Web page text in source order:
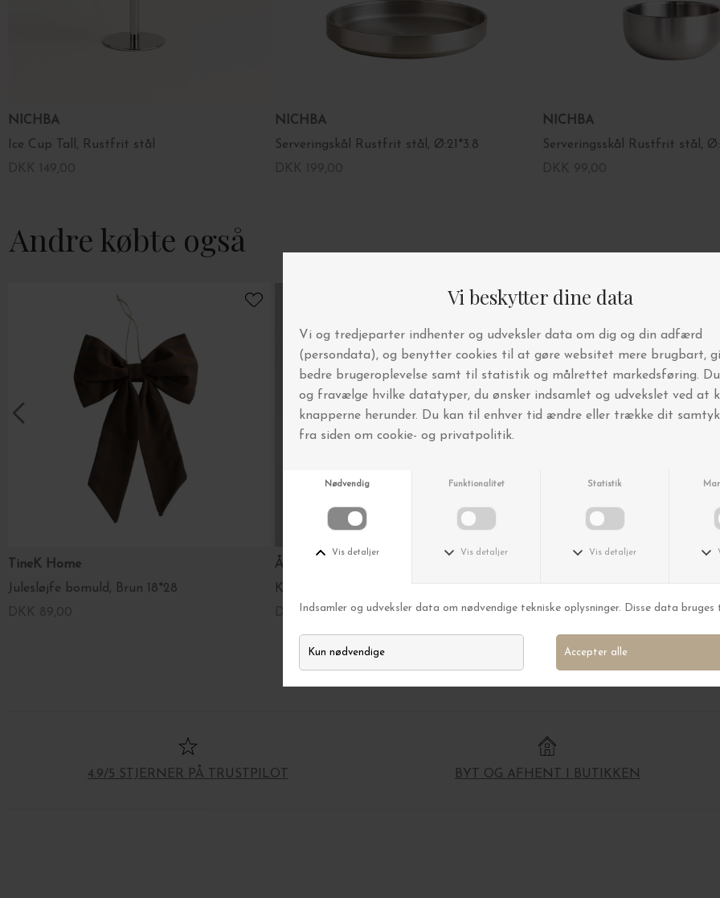
NICHBA
Ice Cup Tall, Rustfrit stål
NICHBA
Serveringskål Rustfrit stål, Ø:21*3.8
NICHBA
Serveringsskål Rustfrit stål,
Andre købte også
TineK Home
Julesløjfe bomuld, Brun 18*28
ÅBENLYS
Kalenderlys Blå tal, Ø:7
DKK 199,00
Kalenderlys, Røde tal Ø5
DKK 199,00
4.9/5 STJERNER PÅ TRUSTPILOT BYT OG AFHENT I BUTIKKEN